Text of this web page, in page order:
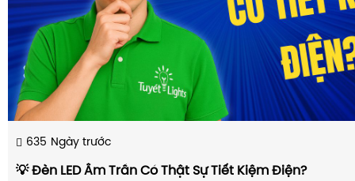
635 Ngày trước
💡 Đèn LED Âm Trần Có Thật Sự Tiết Kiệm Điện?